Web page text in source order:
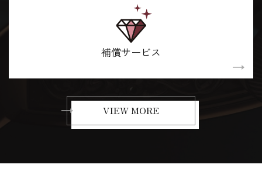
補償サービス
VIEW MORE